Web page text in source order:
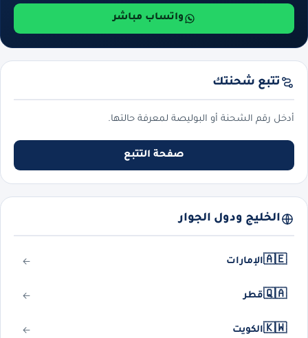
واتساب مباشر
تتبع شحنتك
أدخل رقم الشحنة أو البوليصة لمعرفة حالتها.
صفحة التتبع
الخليج ودول الجوار
🇦🇪الإمارات
🇶🇦قطر
🇰🇼الكويت